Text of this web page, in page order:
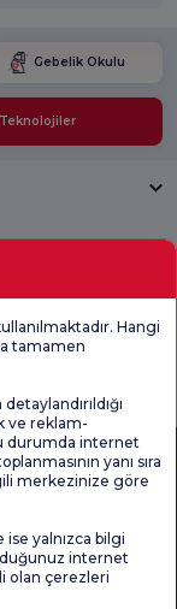
Gebelik Okulu
Hangi
tamamen
ve reklam-
durumda internet
yanı sıra
merkezinize göre
yalnızca bilgi
internet
olan çerezleri